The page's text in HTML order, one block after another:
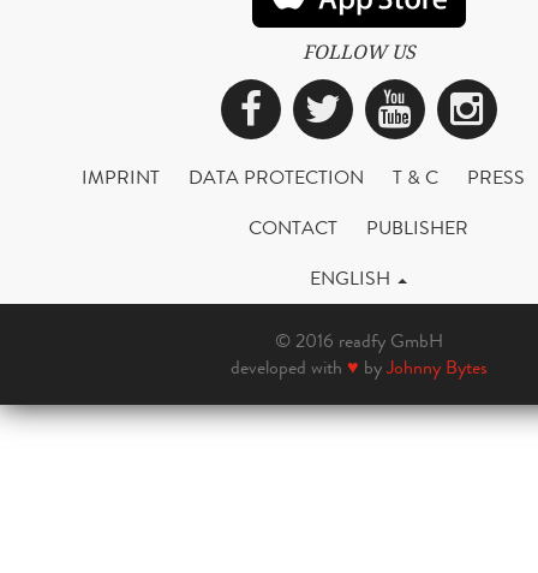
FOLLOW US
Facebook
Twitter
IMPRINT DATA PROTECTION T & C
PRESS
CONTACT
PUBLISHER
ENGLISH
© 2016 readfy GmbH
developed with ♥ byJohnny Bytes